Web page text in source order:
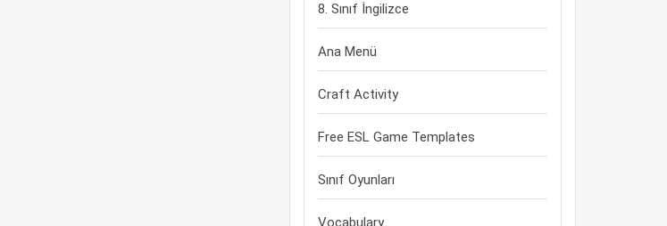
8. Sınıf İngilizce
Ana Menü
Craft Activity
Free ESL Game Templates
Sınıf Oyunları
Vocabulary